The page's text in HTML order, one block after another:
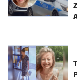
otworzy się w